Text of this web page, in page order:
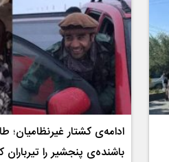
ادامه‌ی کشتار غیرنظامیان؛
باشنده‌ی پنجشیر را تیرباران